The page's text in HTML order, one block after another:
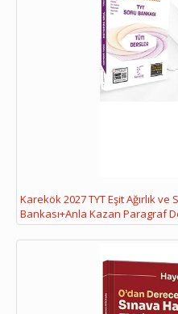
Karekök 2027 TYT Eşit Ağırlık
Bankası+Anla Kazan Paragraf